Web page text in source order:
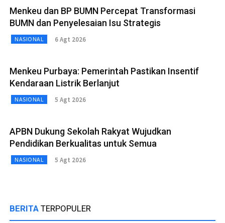
Menkeu dan BP BUMN Percepat Transformasi
BUMN dan Penyelesaian Isu Strategis
NASIONAL 6 Agt 2026
Menkeu Purbaya: Pemerintah Pastikan Insentif
Kendaraan Listrik Berlanjut
NASIONAL 5 Agt 2026
APBN Dukung Sekolah Rakyat Wujudkan
Pendidikan Berkualitas untuk Semua
NASIONAL 5 Agt 2026
BERITA TERPOPULER